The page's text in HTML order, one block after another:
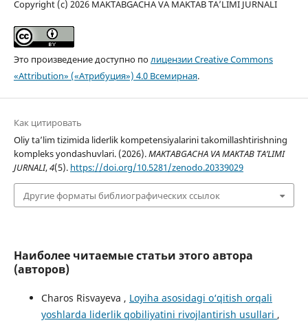
Copyright (c) 2026 MAKTABGACHA VA MAKTAB TA’LIMI JURNALI
Это произведение доступно полицензии Creative Commons
«Attribution» («Атрибуция») 4.0 Всемирная.
Как цитировать
Oliy ta’lim tizimida liderlik kompetensiyalarini takomillashtirishning
kompleks yondashuvlari. (2026).MAKTABGACHA VA MAKTAB TA’LIMI
JURNALI,4(5). https://doi.org/10.5281/zenodo.20339029
Другие форматы библиографических ссылок
Наиболее читаемые статьи этого автора
(авторов)
Charos Risvayeva , Loyiha asosidagi o‘qitish orqali
yoshlarda liderlik qobiliyatini rivojlantirish usullari ,